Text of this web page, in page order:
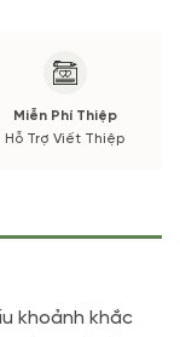
Hoa Tươi
có thay đổi về
Miễn Phí Thiệp
Hỗ Trợ Viết Thiệp
khoảnh khắc